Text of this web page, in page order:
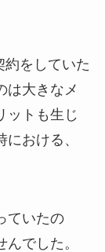
をしていた
は大きなメ
ットも生じ
おける、
ていたの
でした。